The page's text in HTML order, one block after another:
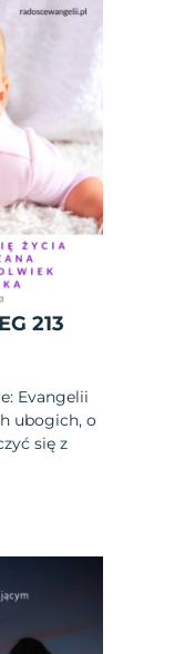
213
Evangelii
ubogich, o
się z